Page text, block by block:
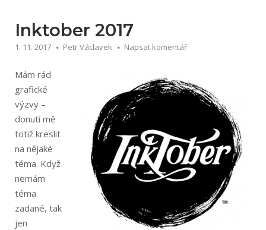
Inktober 2017
1. 11. 2017 Petr Václavek Napsat komentář
Mám rád
grafické
výzvy –
donutí mě
totiž kreslit
na nějaké
téma. Když
nemám
téma
zadané, tak
jen